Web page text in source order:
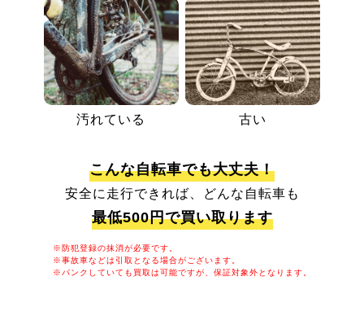
汚れている 古い
こんな自転車でも大丈夫！
安全に走行できれば、どんな自転車も
最低500円で買い取ります
※防犯登録の抹消が必要です。
※事故車などは引取となる場合がございます。
※パンクしていても買取は可能ですが、保証対象外となります。